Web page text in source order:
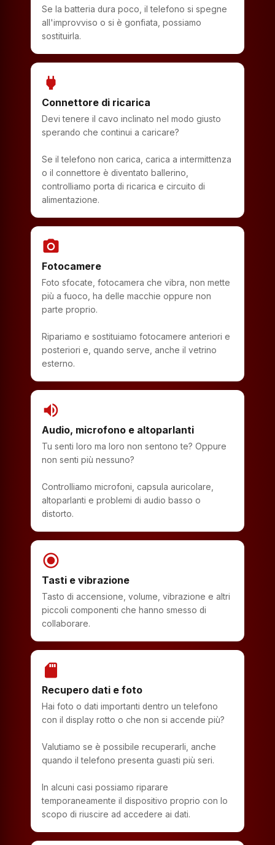
Se la batteria dura poco, il telefono si spegne
all'improvviso o si è gonfiata, possiamo
sostituirla.
power
Connettore di ricarica
Devi tenere il cavo inclinato nel modo giusto
sperando che continui a caricare?
Se il telefono non carica, carica a intermittenza
o il connettore è diventato ballerino,
controlliamo porta di ricarica e circuito di
alimentazione.
photo_camera
Fotocamere
Foto sfocate, fotocamera che vibra, non mette
più a fuoco, ha delle macchie oppure non
parte proprio.
Ripariamo e sostituiamo fotocamere anteriori e
posteriori e, quando serve, anche il vetrino
esterno.
volume_up
Audio, microfono e altoparlanti
Tu senti loro ma loro non sentono te? Oppure
non senti più nessuno?
Controlliamo microfoni, capsula auricolare,
altoparlanti e problemi di audio basso o
distorto.
radio_button_checked
Tasti e vibrazione
Tasto di accensione, volume, vibrazione e altri
piccoli componenti che hanno smesso di
collaborare.
sd_storage
Recupero dati e foto
Hai foto o dati importanti dentro un telefono
con il display rotto o che non si accende più?
Valutiamo se è possibile recuperarli, anche
quando il telefono presenta guasti più seri.
In alcuni casi possiamo riparare
temporaneamente il dispositivo proprio con lo
scopo di riuscire ad accedere ai dati.